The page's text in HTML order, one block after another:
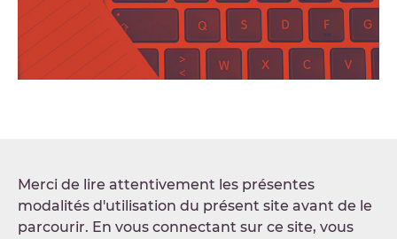
Merci de lire attentivement les présentes
modalités d'utilisation du présent site avant de le
parcourir. En vous connectant sur ce site, vous